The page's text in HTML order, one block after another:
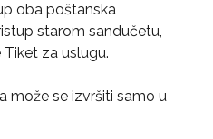
oba poštanska
starom sandučetu,
za uslugu.
može se izvršiti samo u